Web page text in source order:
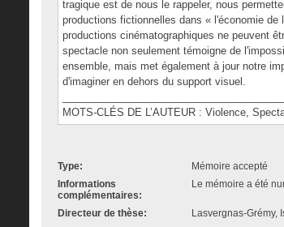
tragique est de nous le rappeler, nous
productions fictionnelles dans « l'économie
productions cinématographiques ne peuvent
spectacle non seulement témoigne de
ensemble, mais met également à jour notre
d'imaginer en dehors du support visuel.
MOTS-CLÉS DE L’AUTEUR : Violence,
Type:
Mémoire accepté
Informations
complémentaires:
Le mémoire a été
Directeur de thèse:
Lasvergnas-Grémy,